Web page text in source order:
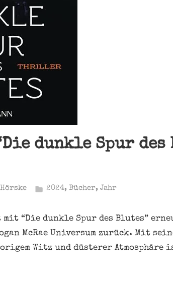
dunkle Spur
2024, Bücher, Jahr
“Die dunkle Spur des Blutes”
McRae Universum zurück. Mit
Witz und düsterer